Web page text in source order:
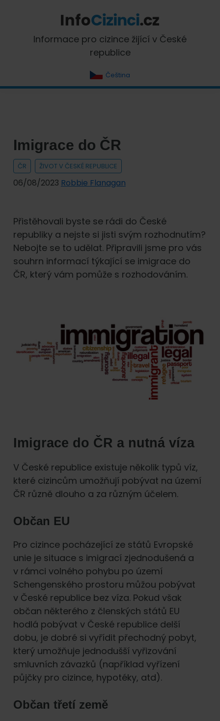
primary
navigation
content
primaryInfoCizinci.cz
Informace pro cizince žijící v České
republice
Čeština
Imigrace do ČR
ČR ŽIVOT V ČESKÉ REPUBLICE
06/08/2023 Robbie Flanagan
Přistěhovali byste se rádi do České
republiky a nejste si jisti svým rozhodnutím?
Nebojte se to udělat. Připravili jsme pro vás
souhrn informací týkající se imigrace do
ČR, který vám pomůže s rozhodováním.
Imigrace do ČR a nutná víza
V České republice existuje několik typů víz,
které cizincům umožňují pobývat na území
ČR různě dlouho a za různým účelem.
Občan EU
Pro cizince pocházející ze států Evropské
unie je situace s imigrací zjednodušená a
v rámci volného pohybu po území
Schengenského prostoru můžou pobývat
v České republice bez víza. Pokud však
občan některého z členských států EU
hodlá pobývat v České republice delší
dobu, je dobré si vyřídit přechodný pobyt,
který umožňuje jednodušší vyřizování
smluvních závazků (například vyřízení
půjčky pro cizince, hypotéky, atd).
Občan třetí země